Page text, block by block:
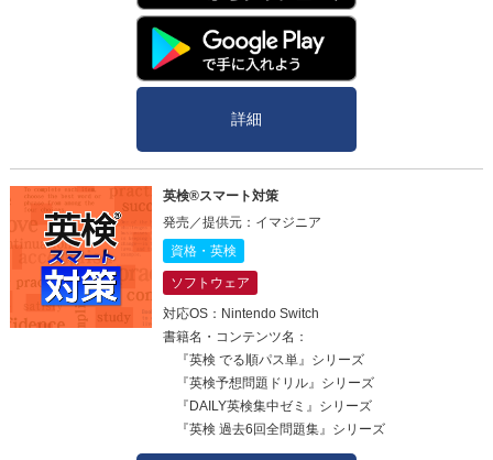
詳細
英検®スマート対策
発売／提供元：イマジニア
資格・英検
ソフトウェア
対応OS：Nintendo Switch
書籍名・コンテンツ名：
『英検 でる順パス単』シリーズ
『英検予想問題ドリル』シリーズ
『DAILY英検集中ゼミ』シリーズ
『英検 過去6回全問題集』シリーズ